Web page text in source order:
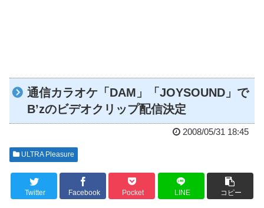
通信カラオケ「DAM」「JOYSOUND」で
B’zのビデオクリップ配信決定
2008/05/31 18:45
ULTRA Pleasure
Twitter Facebook Pocket LINE コピー